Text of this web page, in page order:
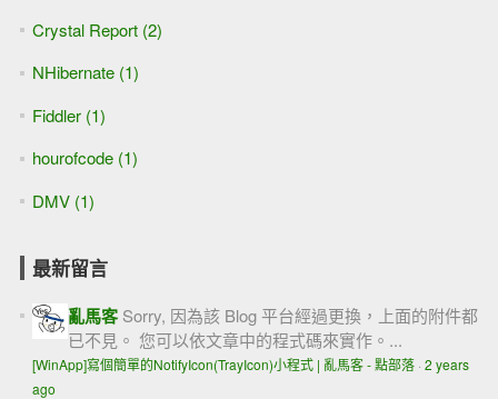
Crystal Report (2)
NHibernate (1)
Fiddler (1)
hourofcode (1)
DMV (1)
最新留言
亂馬客 Sorry, 因為該 Blog 平台經過更換，上面的附件都
已不見。 您可以依文章中的程式碼來實作。...
[WinApp]寫個簡單的NotifyIcon(TrayIcon)小程式 | 亂馬客 - 點部落· 2 years
ago